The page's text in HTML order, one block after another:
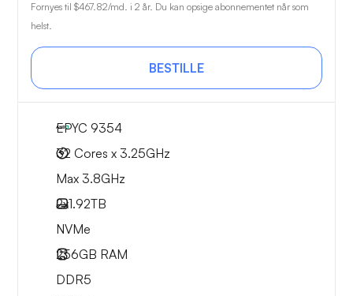
Fornyes til $467.82/md. i 2 år. Du kan opsige abonnementet når som
helst.
BESTILLE
EPYC 9354
32 Cores x 3.25GHz
Max 3.8GHz
2x1.92TB
NVMe
256GB RAM
DDR5